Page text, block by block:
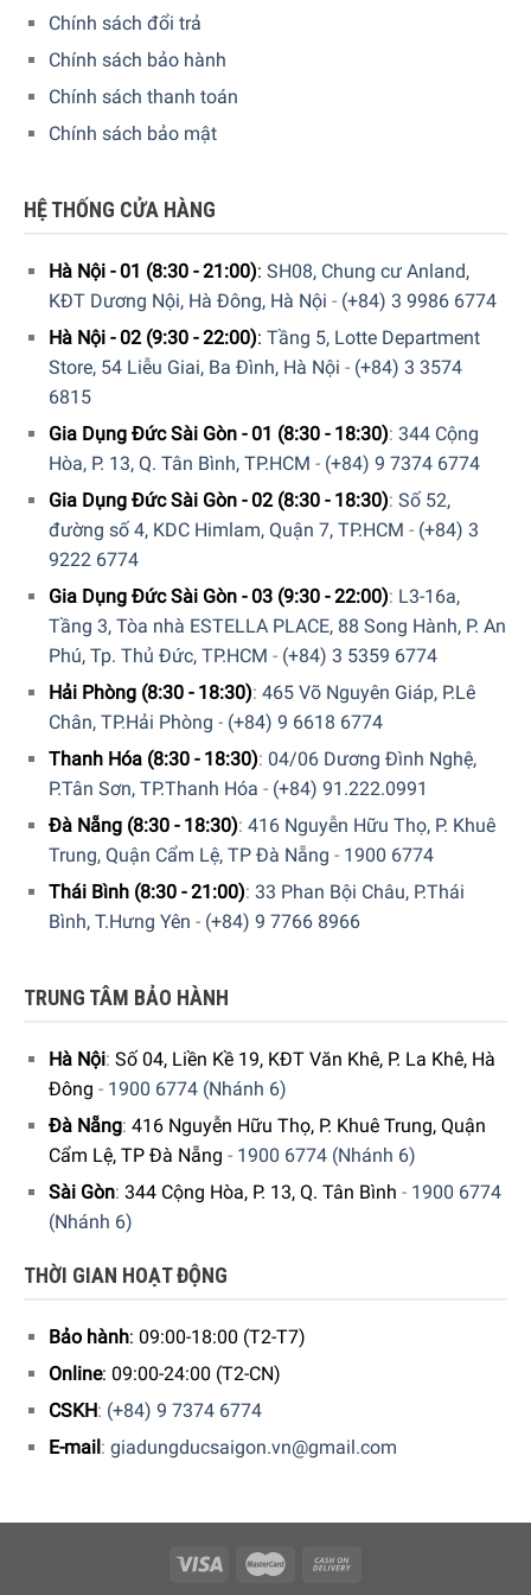
Thông số lắp đặt
Kích thước lắp đặt tủ bảo quản rượu vang Liebherr EWT 9175
Hệ thống kệ, ngăn bảo quản rượu bằng nhôm/ gỗ
Tủ Bảo Quản Rượu Vang Liebherr EWT 9175 Monolith
hữu hệ thống khay kệ linh hoạt và tiện lợi. Liebherr EWT
9175 có tổng cộng10 kệgắn ray trượt được làm bằnggỗ
sồi cao cấp
, có khả năng chống ẩm và tạo độ thông
thoáng cho rượu vang.
Liebherr EWT 9175 Monolith trở nên dễ dàng hơn bao giờ
hết nhờ vàohệ thống ray kéo Telescopic
cũng có thể điều chỉnh các kệ gỗ để phù hợp với kích thước
khác nhau của các chai rượu, từ rượu vang đến rượu sâm
panh hay rượu vang đỏ Coup De Foudre Pinot noir. Nhờ
thiết kế này, bạn có thể tận dụng tối đa không gian trong tủ
rượu của mình.
Trình
Video
Tiêu thụ điện năng
Chính sách đổi trả
Chính sách bảo hành
Chính sách thanh toán
Chính sách bảo mật
HỆ THỐNG CỬA HÀNG
Hà Nội - 01 (8:30 - 21:00): SH08, Chung cư Anland,
KĐT Dương Nội, Hà Đông, Hà Nội - (+84) 3 9986 6774
Hà Nội - 02 (9:30 - 22:00): Tầng 5, Lotte Department
Store, 54 Liễu Giai, Ba Đình, Hà Nội - (+84) 3 3574
6815
Gia Dụng Đức Sài Gòn - 01 (8:30 - 18:30): 344 Cộng
Hòa, P. 13, Q. Tân Bình, TP.HCM - (+84) 9 7374 6774
Gia Dụng Đức Sài Gòn - 02 (8:30 - 18:30): Số 52,
đường số 4, KDC Himlam, Quận 7, TP.HCM - (+84) 3
9222 6774
Gia Dụng Đức Sài Gòn - 03 (9:30 - 22:00): L3-16a,
Tầng 3, Tòa nhà ESTELLA PLACE, 88 Song Hành, P. An
Phú, Tp. Thủ Đức, TP.HCM - (+84) 3 5359 6774
Hải Phòng (8:30 - 18:30): 465 Võ Nguyên Giáp, P.Lê
Chân, TP.Hải Phòng - (+84) 9 6618 6774
Thanh Hóa (8:30 - 18:30): 04/06 Dương Đình Nghệ,
P.Tân Sơn, TP.Thanh Hóa - (+84) 91.222.0991
Đà Nẵng (8:30 - 18:30): 416 Nguyễn Hữu Thọ, P. Khuê
Trung, Quận Cẩm Lệ, TP Đà Nẵng - 1900 6774
Thái Bình (8:30 - 21:00): 33 Phan Bội Châu, P.Thái
Bình, T.Hưng Yên - (+84) 9 7766 8966
TRUNG TÂM BẢO HÀNH
Hà Nội: Số 04, Liền Kề 19, KĐT Văn Khê, P. La Khê, Hà
Đông - 1900 6774 (Nhánh 6)
Đà Nẵng: 416 Nguyễn Hữu Thọ, P. Khuê Trung, Quận
Cẩm Lệ, TP Đà Nẵng - 1900 6774 (Nhánh 6)
Sài Gòn: 344 Cộng Hòa, P. 13, Q. Tân Bình - 1900 6774
(Nhánh 6)
THỜI GIAN HOẠT ĐỘNG
Bảo hành: 09:00-18:00 (T2-T7)
Online: 09:00-24:00 (T2-CN)
CSKH: (+84) 9 7374 6774
E-mail : giadungducsaigon.vn@gmail.com